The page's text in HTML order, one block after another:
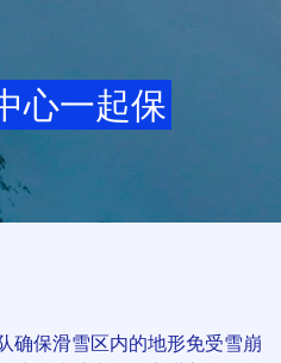
心一起保
确保滑雪区内的地形免受雪崩